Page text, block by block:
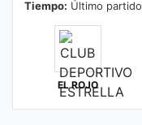
Tiempo: Último partido
EL ROJO